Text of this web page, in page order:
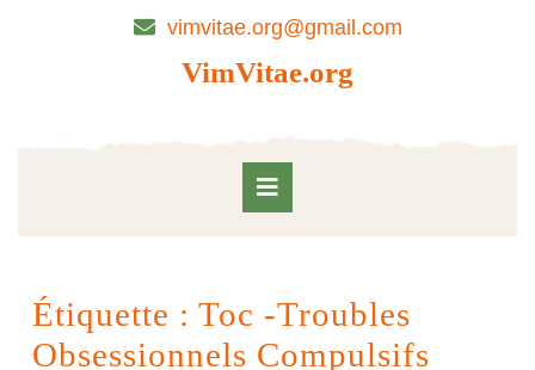
vimvitae.org@gmail.com
VimVitae.org
Étiquette : Toc -Troubles
Obsessionnels Compulsifs